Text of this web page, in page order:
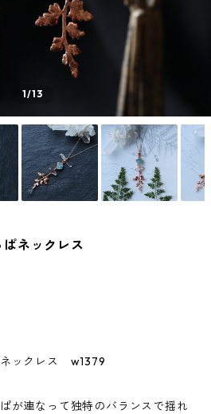
1/13
ネックレス
ックレス w1379
が連なって独特のバランスで揺れ